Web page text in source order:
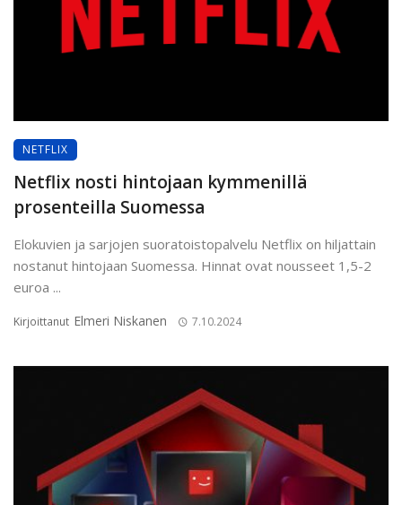
NETFLIX
Netflix nosti hintojaan kymmenillä
prosenteilla Suomessa
Elokuvien ja sarjojen suoratoistopalvelu Netflix on hiljattain
nostanut hintojaan Suomessa. Hinnat ovat nousseet 1,5-2
euroa ...
Kirjoittanut Elmeri Niskanen 7.10.2024